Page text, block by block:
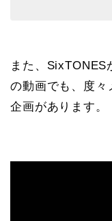
また、SixTONES
の動画でも、度々
企画があります。